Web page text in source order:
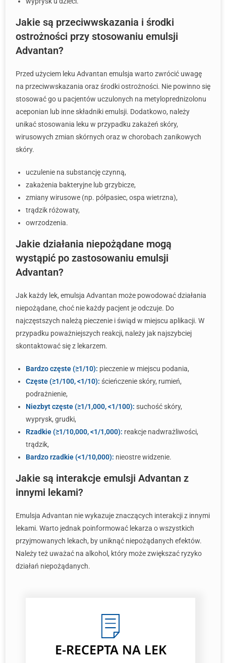
Jakie są przeciwwskazania i środki
ostrożności przy stosowaniu emulsji
Advantan?
Przed użyciem leku Advantan emulsja warto zwrócić uwagę
na przeciwwskazania oraz środki ostrożności. Nie powinno się
stosować go u pacjentów uczulonych na metyloprednizolonu
aceponian lub inne składniki emulsji. Dodatkowo, należy
unikać stosowania leku w przypadku zakażeń skóry,
wirusowych zmian skórnych oraz w chorobach zanikowych
skóry.
uczulenie na substancję czynną,
zakażenia bakteryjne lub grzybicze,
zmiany wirusowe (np. półpasiec, ospa wietrzna),
trądzik różowaty,
owrzodzenia.
Jakie działania niepożądane mogą
wystąpić po zastosowaniu emulsji
Advantan?
Jak każdy lek, emulsja Advantan może powodować działania
niepożądane, choć nie każdy pacjent je odczuje. Do
najczęstszych należą pieczenie i świąd w miejscu aplikacji. W
przypadku poważniejszych reakcji, należy jak najszybciej
skontaktować się z lekarzem.
Bardzo częste (≥1/10): pieczenie w miejscu podania,
Częste (≥1/100, <1/10): ścieńczenie skóry, rumień,
podrażnienie,
Niezbyt częste (≥1/1,000, <1/100): suchość skóry,
wyprysk, grudki,
Rzadkie (≥1/10,000, <1/1,000): reakcje nadwrażliwości,
trądzik,
Bardzo rzadkie (<1/10,000): nieostre widzenie.
Jakie są interakcje emulsji Advantan z
innymi lekami?
Emulsja Advantan nie wykazuje znaczących interakcji z innymi
lekami. Warto jednak poinformować lekarza o wszystkich
przyjmowanych lekach, by uniknąć niepożądanych efektów.
Należy też uważać na alkohol, który może zwiększać ryzyko
działań niepożądanych.
E-RECEPTA NA LEK